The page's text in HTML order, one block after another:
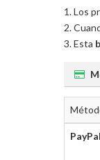
Los
Esta
PayPal